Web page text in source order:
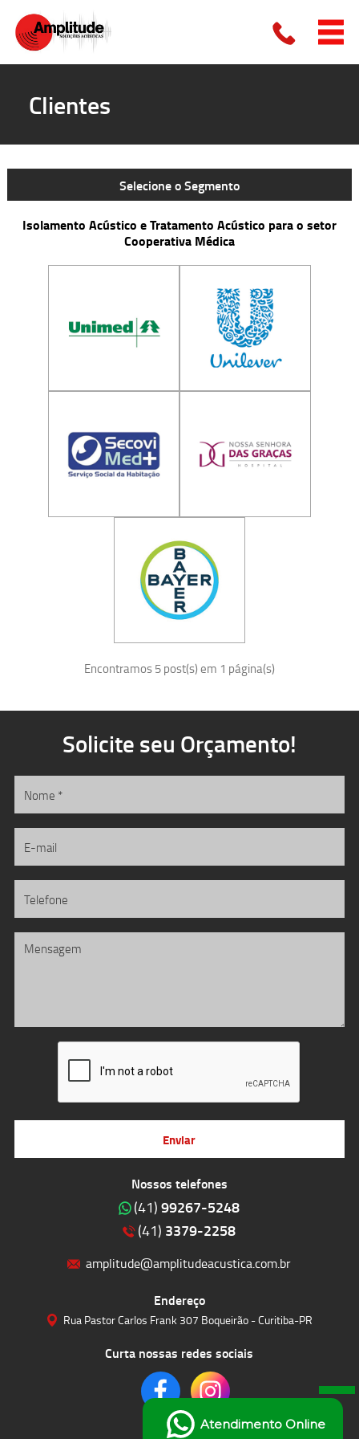
Clientes
Selecione o Segmento
Isolamento Acústico e Tratamento Acústico para o setor
Cooperativa Médica
Encontramos 5 post(s) em 1 página(s)
Nossos telefones
(41) 99267-5248
(41) 3379-2258
amplitude@amplitudeacustica.com.br
Endereço
Rua Pastor Carlos Frank 307 Boqueirão - Curitiba-PR
Curta nossas redes sociais
Solicite seu Orçamento!
Enviar
Atendimento Online